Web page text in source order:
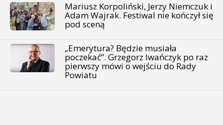
Mariusz Korpoliński, Jerzy Niemczuk i
Adam Wajrak. Festiwal nie kończył się
pod sceną
„Emerytura? Będzie musiała
poczekać”. Grzegorz Iwańczyk po raz
pierwszy mówi o wejściu do Rady
Powiatu